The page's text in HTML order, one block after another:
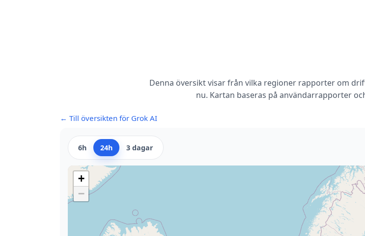
Denna översikt visar från vilka regioner rapporter om
nu. Kartan baseras på användarrapporter
← Till översikten för Grok AI
6h 24h 3 dagar
+
−